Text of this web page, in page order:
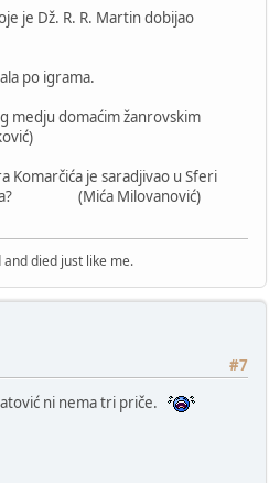
je Dž. R. R. Martin dobijao
po igrama.
medju domaćim žanrovskim
Komarčića je saradjivao u Sferi
(Mića Milovanović)
died just like me.
#7
ni nema tri priče.